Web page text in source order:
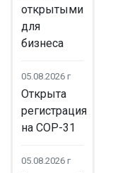
открытыми
для
бизнеса
05.08.2026 г
Открыта
регистрация
на COP-31
05.08.2026 г